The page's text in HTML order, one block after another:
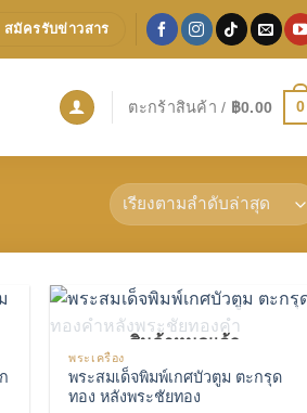
สมัครรับข่าวสาร
ตะกร้าสินค้า / ฿0.00 0
เพิ่มรายการโปรด
สินค้าหมดแล้ว
พระเครื่อง
พระสมเด็จพิมพ์เกศบัวตูม ตะกรุด
ทอง หลังพระชัยทอง